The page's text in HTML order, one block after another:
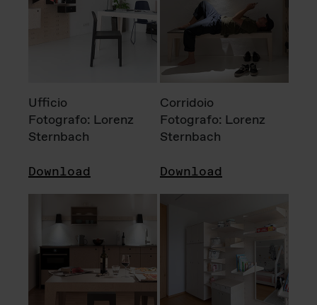
Ufficio
Fotografo: Lorenz
Sternbach
Download
Corridoio
Fotografo: Lorenz
Sternbach
Download